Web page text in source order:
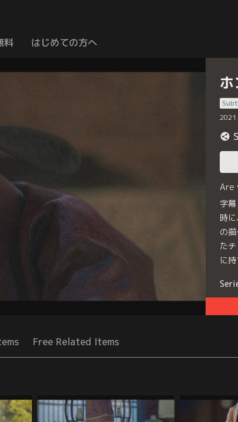
料 はじめての方へ
2021
Are
字
時
の
た
に
Free Related Items